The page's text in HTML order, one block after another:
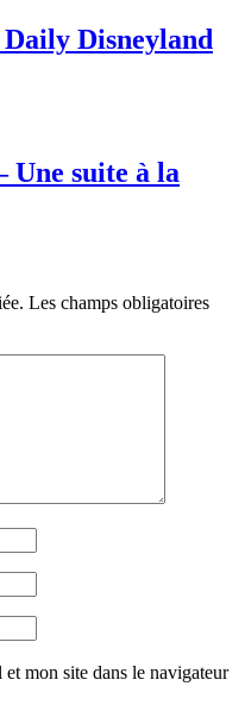
Disneyland
Une suite à la
Les champs obligatoires
mon site dans le navigateur